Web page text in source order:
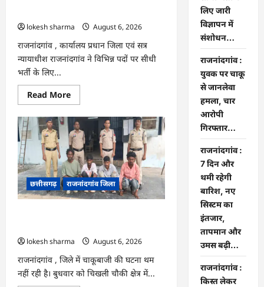
lokesh sharma
August 6, 2026
राजनांदगांव , कार्यालय प्रधान जिला एवं सत्र
न्यायाधीश राजनांदगांव ने विभिन्न पदों पर सीधी
भर्ती के लिए...
Read MoreRead
more
राजनांदगांव
सीधी
भर्ती
के
लिए
जारी
विज्ञापन
में
संशोधन…
छत्तीसगढ़ राजनांदगांव जिला
lokesh sharma
August 6, 2026
राजनांदगांव , जिले में चाकूबाजी की घटना थम
नहीं रही है। बुधवार को चिखली चौकी क्षेत्र में...
लिए जारी
विज्ञापन में
संशोधन…
राजनांदगांव :
युवक पर चाकू
से जानलेवा
हमला, चार
आरोपी
गिरफ्तार…
राजनांदगांव :
7 दिन और
थमी रहेगी
बारिश, नए
सिस्टम का
इंतजार,
तापमान और
उमस बढ़ी…
राजनांदगांव :
किस्त लेकर